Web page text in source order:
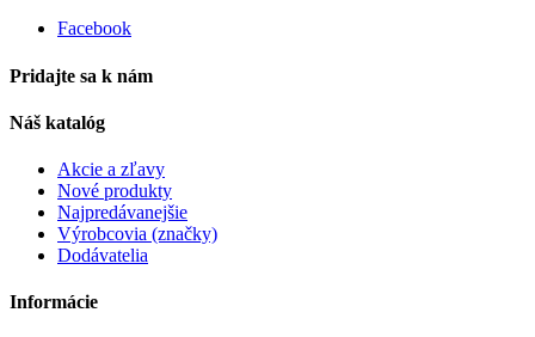
Facebook
Pridajte sa k nám
Náš katalóg
Akcie a zľavy
Nové produkty
Najpredávanejšie
Výrobcovia (značky)
Dodávatelia
Informácie